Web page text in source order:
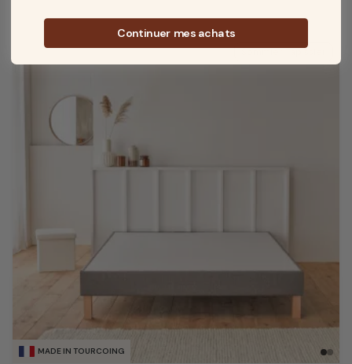
MADE IN TOURCOING
Sommier Tapissier
Continuer mes achats